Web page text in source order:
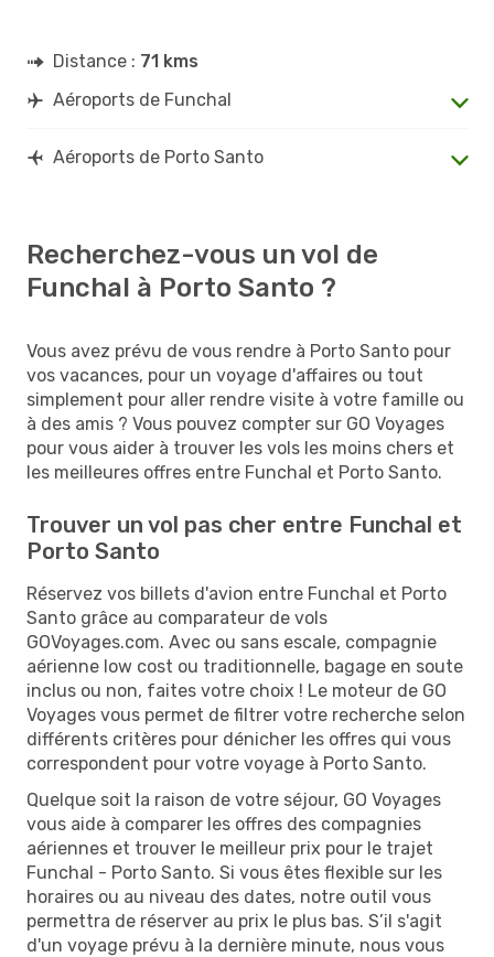
Distance : 71 kms
Aéroports de Funchal
Aéroports de Porto Santo
Recherchez-vous un vol de
Funchal à Porto Santo ?
Vous avez prévu de vous rendre à Porto Santo pour
vos vacances, pour un voyage d'affaires ou tout
simplement pour aller rendre visite à votre famille ou
à des amis ? Vous pouvez compter sur GO Voyages
pour vous aider à trouver les vols les moins chers et
les meilleures offres entre Funchal et Porto Santo.
Trouver un vol pas cher entre Funchal et
Porto Santo
Réservez vos billets d'avion entre Funchal et Porto
Santo grâce au comparateur de vols
GOVoyages.com. Avec ou sans escale, compagnie
aérienne low cost ou traditionnelle, bagage en soute
inclus ou non, faites votre choix ! Le moteur de GO
Voyages vous permet de filtrer votre recherche selon
différents critères pour dénicher les offres qui vous
correspondent pour votre voyage à Porto Santo.
Quelque soit la raison de votre séjour, GO Voyages
vous aide à comparer les offres des compagnies
aériennes et trouver le meilleur prix pour le trajet
Funchal - Porto Santo. Si vous êtes flexible sur les
horaires ou au niveau des dates, notre outil vous
permettra de réserver au prix le plus bas. S’il s'agit
d'un voyage prévu à la dernière minute, nous vous